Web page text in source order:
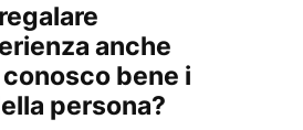
anche
bene i
persona?